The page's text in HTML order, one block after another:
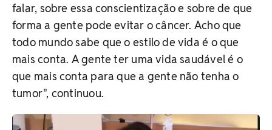
falar, sobre essa conscientização e sobre de que
forma a gente pode evitar o câncer. Acho que
todo mundo sabe que o estilo de vida é o que
mais conta. A gente ter uma vida saudável é o
que mais conta para que a gente não tenha o
tumor", continuou.